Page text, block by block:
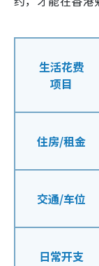
生活花费
项目
住房/租金
交通/车位
日常开支